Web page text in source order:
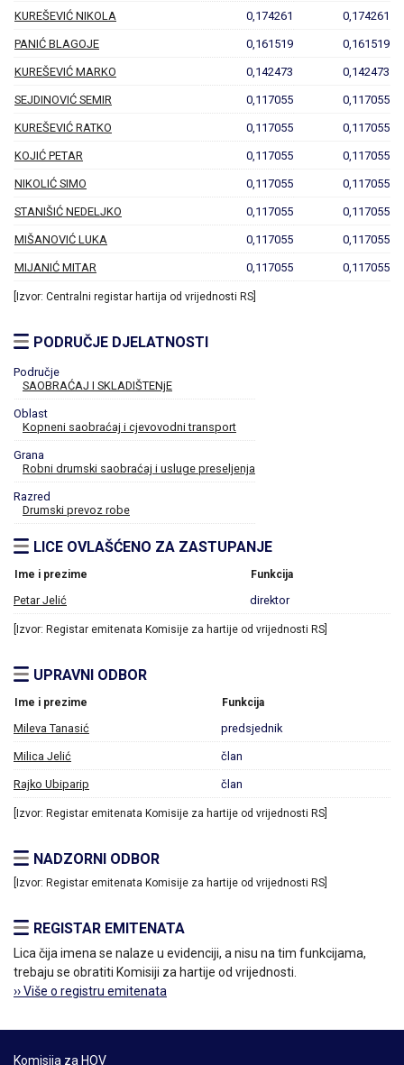
KUREŠEVIĆ NIKOLA 0,174261 0,174261
PANIĆ BLAGOJE 0,161519 0,161519
KUREŠEVIĆ MARKO 0,142473 0,142473
SEJDINOVIĆ SEMIR 0,117055 0,117055
KUREŠEVIĆ RATKO 0,117055 0,117055
KOJIĆ PETAR 0,117055 0,117055
NIKOLIĆ SIMO 0,117055 0,117055
STANIŠIĆ NEDELJKO 0,117055 0,117055
MIŠANOVIĆ LUKA 0,117055 0,117055
MIJANIĆ MITAR 0,117055 0,117055
[Izvor: Centralni registar hartija od vrijednosti RS]
PODRUČJE DJELATNOSTI
Područje
SAOBRAĆAJ I SKLADIŠTENjE
Oblast
Kopneni saobraćaj i cjevovodni transport
Grana
Robni drumski saobraćaj i usluge preseljenja
Razred
Drumski prevoz robe
LICE OVLAŠĆENO ZA ZASTUPANJE
Ime i prezime Funkcija
Petar Jelić direktor
[Izvor: Registar emitenata Komisije za hartije od vrijednosti RS]
UPRAVNI ODBOR
Ime i prezime Funkcija
Mileva Tanasić predsjednik
Milica Jelić član
Rajko Ubiparip član
[Izvor: Registar emitenata Komisije za hartije od vrijednosti RS]
NADZORNI ODBOR
[Izvor: Registar emitenata Komisije za hartije od vrijednosti RS]
REGISTAR EMITENATA
Lica čija imena se nalaze u evidenciji, a nisu na tim funkcijama,
trebaju se obratiti Komisiji za hartije od vrijednosti.
›› Više o registru emitenata
Komisija za HOV